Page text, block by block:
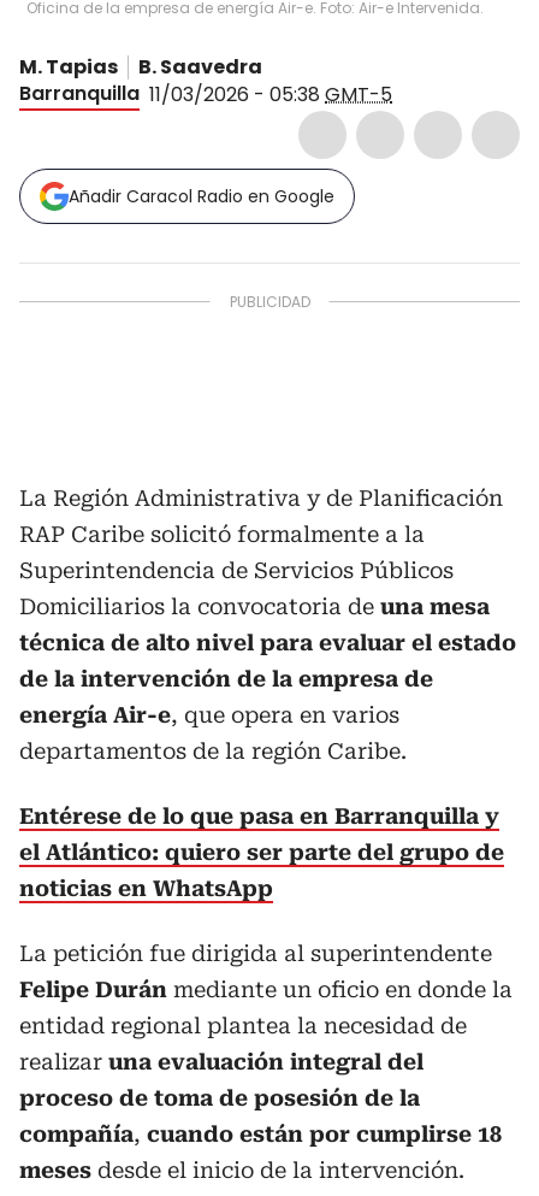
Oficina de la empresa de energía Air-e. Foto: Air-e Intervenida.
M. Tapias
B. Saavedra
Barranquilla 11/03/2026 - 05:38 GMT-5
Añadir Caracol Radio en Google
La Región Administrativa y de Planificación
RAP Caribe solicitó formalmente a la
Superintendencia de Servicios Públicos
Domiciliarios la convocatoria de una mesa
técnica de alto nivel para evaluar el estado
de la intervención de la empresa de
energía Air-e, que opera en varios
departamentos de la región Caribe.
Entérese de lo que pasa en Barranquilla y
el Atlántico: quiero ser parte del grupo de
noticias en WhatsApp
La petición fue dirigida al superintendente
Felipe Durán mediante un oficio en donde la
entidad regional plantea la necesidad de
realizar una evaluación integral del
proceso de toma de posesión de la
compañía, cuando están por cumplirse 18
meses desde el inicio de la intervención.